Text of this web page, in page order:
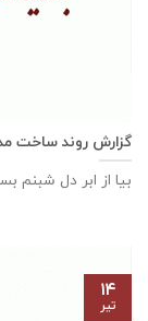
گزارش روند ساخت مدرسه ١٢ كلاسه، استان خوزستان –
بیا از ابر دل شبنم
۱۴
تیر